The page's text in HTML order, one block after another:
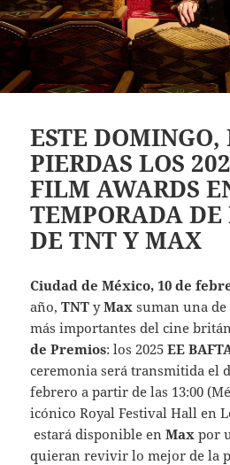
ESTE DOMINGO,
PIERDAS LOS
FILM AWARDS
TEMPORADA DE
DE TNT Y MAX
Ciudad de México, 10 de
año, TNTyMaxsuman una
más importantes del cine
de Premios: los 2025 EE
ceremonia será transmitida el
febrero a partir de las 13:00
icónico Royal Festival Hall en
estará disponible enMax por
quieran revivir lo mejor de la